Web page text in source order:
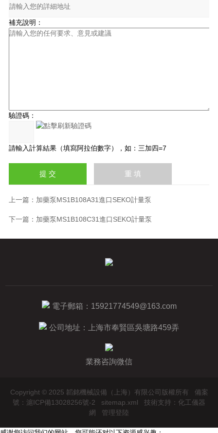
補充說明：
驗證碼：
請輸入計算結果（填寫阿拉伯數字），如：三加四=7
上一篇： 加藥泵MS1B108A31進口SEKO計量泵
下一篇： 加藥泵MS1B108C31進口SEKO計量泵
電子郵箱： 15921774549@163.com
公司地址：上海市奉賢區吳塘路459弄
業務咨詢微信
Copyright © 2025 韜銘機械設備（上海）有限公司版權所有 備案
號：滬ICP備13028256號-2
sitemap.xml 技術支持： 化工儀器
網
管理登陸